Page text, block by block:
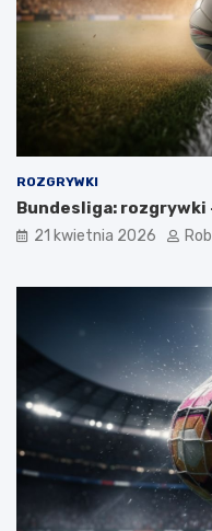
ROZGRYWKI
Bundesliga:
21 kwietnia 2026